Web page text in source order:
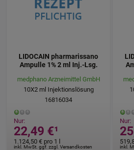
LIDOCAIN pharmarissano
Ampulle 1% 2 ml Inj.-Lsg.
medphano Arzneimittel GmbH
10X2ml Injektionslösung
16816034
Nur:
22,49 €¹
inkl. MwSt. ggf. zzgl. Versandkosten
1.124,50 € pro 1 l
Nur:
inkl.